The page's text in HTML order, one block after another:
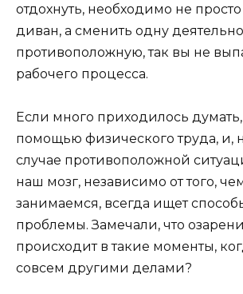
отдохнуть, необходимо не
диван, а сменить одну
противоположную, так вы не
рабочего процесса.
Если много приходилось думать,
помощью физического труда, и,
случае противоположной
наш мозг, независимо от того,
занимаемся, всегда ищет
проблемы. Замечали, что
происходит в такие моменты,
совсем другими делами?